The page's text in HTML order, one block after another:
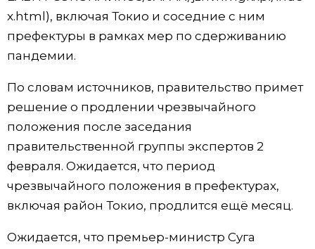
x.html), включая Токио и соседние с ним
префектуры в рамках мер по сдерживанию
пандемии.
По словам источников, правительство примет
решение о продлении чрезвычайного
положения после заседания
правительственной группы экспертов 2
февраля. Ожидается, что период
чрезвычайного положения в префектурах,
включая район Токио, продлится ещё месяц.
Ожидается, что премьер-министр Суга